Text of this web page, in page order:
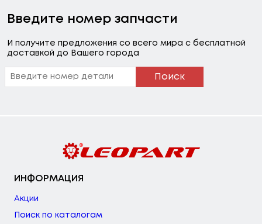
Введите номер запчасти
И получите предложения со всего мира с бесплатной
доставкой до Вашего города
Поиск
ИНФОРМАЦИЯ
Акции
Поиск по каталогам